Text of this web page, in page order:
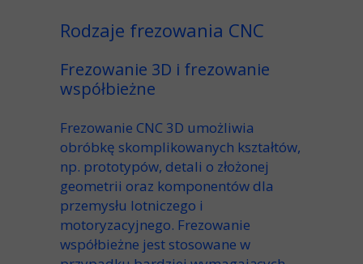
Rodzaje frezowania CNC
Frezowanie 3D i frezowanie
współbieżne
Frezowanie CNC 3D umożliwia
obróbkę skomplikowanych kształtów,
np. prototypów, detali o złożonej
geometrii oraz komponentów dla
przemysłu lotniczego i
motoryzacyjnego. Frezowanie
współbieżne jest stosowane w